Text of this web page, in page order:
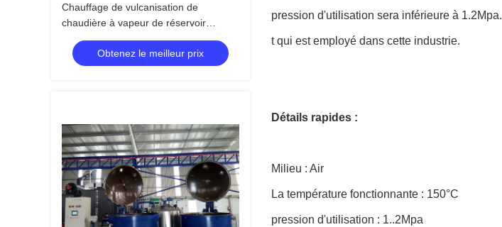
Chauffage de vulcanisation de
chaudière à vapeur de réservoir
d'autoclave/chauffage direct et indirect
chauffage électrique de vapeur
Obtenez le meilleur prix
pression d'utilisation sera inférieure à 1.2Mpa.
t qui est employé dans cette industrie.
Détails rapides :
Milieu : Air
La température fonctionnante : 150°C
pression d'utilisation : 1..2Mpa